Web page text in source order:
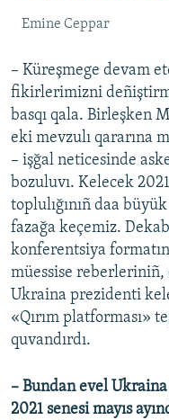
Emine Ceppar
– Küreşmege devam
fikirlerimizni
basqı qala. Birleşken
eki mevzulı qararına
– işğal neticesinde
bozuluvı. Kelecek
toplulığınıñ daa
fazağa keçemiz.
konferentsiya
müessise
Ukraina prezidenti
«Qırım platforması»
quvandırdı.
– Bundan evel
2021 senesi mayıs